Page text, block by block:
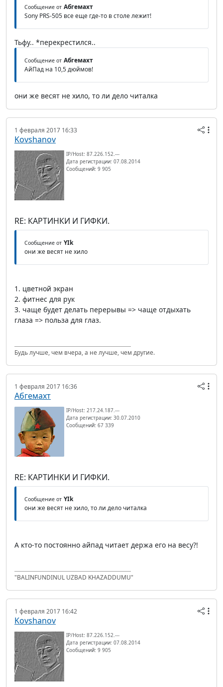
Сообщение от Абгемахт
Sony PRS-505 все еще где-то в столе лежит!
Тьфу.. *перекрестился..
Сообщение от Абгемахт
АйПад на 10,5 дюймов!
они же весят не хило, то ли дело читалка
1 февраля 2017 16:33
Kovshanov
IP/Host: 87.226.152.---
Дата регистрации: 07.08.2014
Сообщений: 9 905
RE: КАРТИНКИ И ГИФКИ.
Сообщение от YIk
они же весят не хило
1. цветной экран
2. фитнес для рук
3. чаще будет делать перерывы => чаще отдыхать
глаза => польза для глаз.
Будь лучше, чем вчера, а не лучше, чем другие.
1 февраля 2017 16:36
Абгемахт
IP/Host: 217.24.187.---
Дата регистрации: 30.07.2010
Сообщений: 67 339
RE: КАРТИНКИ И ГИФКИ.
Сообщение от YIk
они же весят не хило, то ли дело читалка
А кто-то постоянно айпад читает держа его на весу?!
"BALINFUNDINUL UZBAD KHAZADDUMU"
1 февраля 2017 16:42
Kovshanov
IP/Host: 87.226.152.---
Дата регистрации: 07.08.2014
Сообщений: 9 905